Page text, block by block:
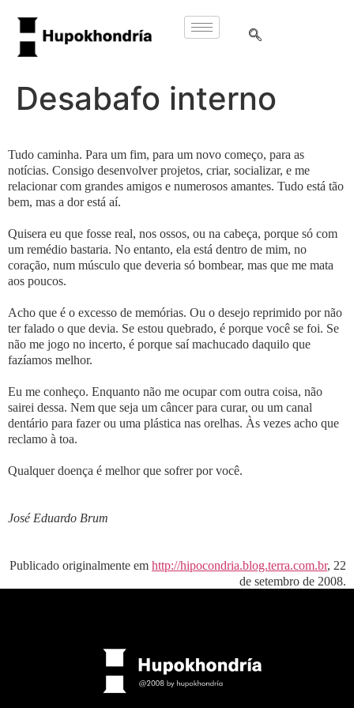
Desabafo interno
Tudo caminha. Para um fim, para um novo começo, para as
notícias. Consigo desenvolver projetos, criar, socializar, e me
relacionar com grandes amigos e numerosos amantes. Tudo está tão
bem, mas a dor está aí.
Quisera eu que fosse real, nos ossos, ou na cabeça, porque só com
um remédio bastaria. No entanto, ela está dentro de mim, no
coração, num músculo que deveria só bombear, mas que me mata
aos poucos.
Acho que é o excesso de memórias. Ou o desejo reprimido por não
ter falado o que devia. Se estou quebrado, é porque você se foi. Se
não me jogo no incerto, é porque saí machucado daquilo que
fazíamos melhor.
Eu me conheço. Enquanto não me ocupar com outra coisa, não
sairei dessa. Nem que seja um câncer para curar, ou um canal
dentário para fazer ou uma plástica nas orelhas. Às vezes acho que
reclamo à toa.
Qualquer doença é melhor que sofrer por você.
José Eduardo Brum
Publicado originalmente em http://hipocondria.blog.terra.com.br, 22
de setembro de 2008.